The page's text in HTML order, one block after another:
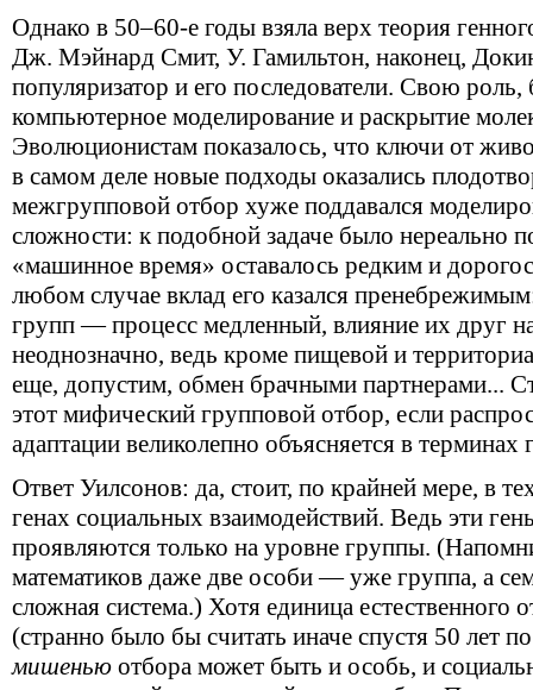
Однако в 50–60-е годы взяла верх теория
Дж. Мэйнард Смит, У. Гамильтон, наконец,
популяризатор и его последователи. Свою роль,
компьютерное моделирование и раскрытие
Эволюционистам показалось, что ключи от
в самом деле новые подходы оказались
межгрупповой отбор хуже поддавался
сложности: к подобной задаче было нереально
«машинное время» оставалось редким и
любом случае вклад его казался
групп — процесс медленный, влияние их друг
неоднозначно, ведь кроме пищевой и
еще, допустим, обмен брачными партнерами...
этот мифический групповой отбор, если
адаптации великолепно объясняется в терминах
Ответ Уилсонов: да, стоит, по крайней мере, в
генах социальных взаимодействий. Ведь эти
проявляются только на уровне группы.
математиков даже две особи — уже группа, а
сложная система.) Хотя единица естественного
(странно было бы считать иначе спустя 50 лет
мишенью отбора может быть и особь, и